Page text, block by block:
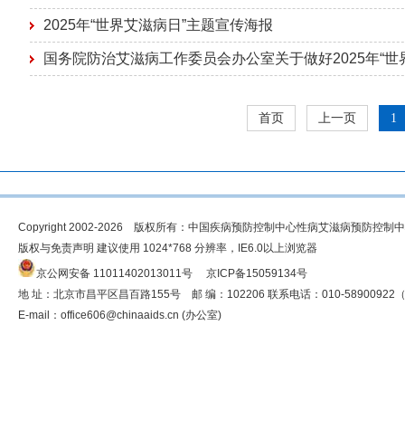
2025年“世界艾滋病日”主题宣传海报
国务院防治艾滋病工作委员会办公室关于做好2025年“世
首页 上一页 1
Copyright 2002-2026 版权所有：中国疾病预防控制中心性病艾滋病预防控制
版权与免责声明 建议使用 1024*768 分辨率，IE6.0以上浏览器
京公网安备 11011402013011号
京ICP备15059134号
地 址：北京市昌平区昌百路155号 邮 编：102206 联系电话：010-58900922
E-mail： office606@chinaaids.cn (办公室)